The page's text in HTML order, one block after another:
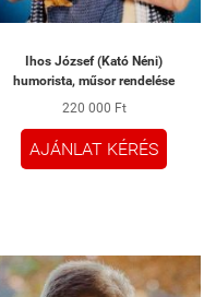
Ihos József (Kató Néni)
humorista, műsor rendelése
220 000 Ft
AJÁNLAT KÉRÉS